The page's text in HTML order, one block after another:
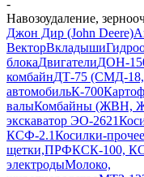
-
Навозоудаление,
Джон Дир (John Deere)
ВекторВкладыши
блокаДвигателиДОН-
комбайнДТ-75 (СМД-
автомобильК-700
валыКомбайны (ЖВН,
экскаватор ЭО-2621
КСФ-2.1Косилки-
щетки,ПРФКСК-100,
электродыМолоко,